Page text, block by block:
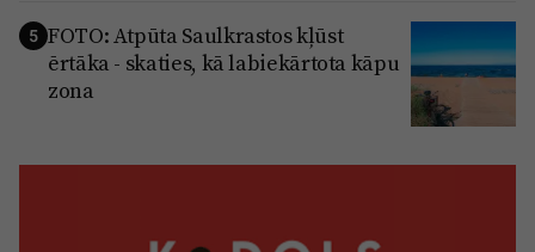
5 FOTO: Atpūta Saulkrastos kļūst
ērtāka - skaties, kā labiekārtota kāpu
zona